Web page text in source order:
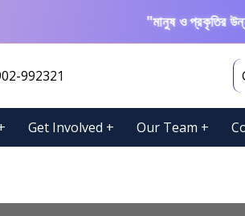
"মানুষ ও প্রকৃতির উন্নয়নে
992321
Get Involved + Our Team +